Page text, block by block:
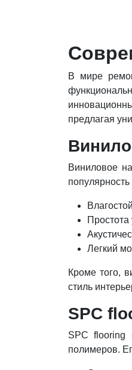
В мире
предлагая
Виниловое
Легкий
Кроме того,
стиль
SPC
SPC flooring
полимеров.